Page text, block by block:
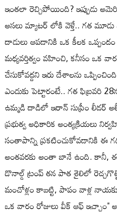
ఇంతలా రెచ్చిపోయింది? ఇప్పుడు
అసలు మ్యాటర్ లోకి వెళ్తే.. గత
దాడులు ఆపడానికి ఒక కీలక
మధ్యవర్తిత్వం వహించి, కనీసం ఒక
చేసుకోవద్దని ఇరు దేశాలను
ఎందుకు పెట్టారంటే.. గత ఫిబ్రవరి
ఉమ్మడి దాడిలో ఇరాన్ సుప్రీం లీడర్
ప్రభుత్వ అధికారిక అంత్యక్రియలు
సంతాపాన్ని ప్రకటించుకోవడానికి ఈ
అంతవరకు అంతా బానే ఉంది. కానీ,
డొనాల్డ్ ట్రంప్ తన పాత శైలిలో
మంచోళ్లం కాబట్టి, పాపం వాళ్ల
ఒక వారం రోజులు వీక్ ఆఫ్ ఇచ్చాం"